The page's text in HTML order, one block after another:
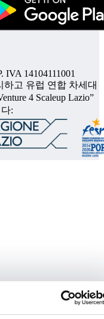
IVA 14104111001
하고 유럽 연합 차세대
4 Scaleup Lazio”
: